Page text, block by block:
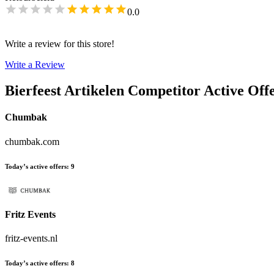
0.0
Write a review for this store!
Write a Review
Bierfeest Artikelen Competitor Active
Chumbak
chumbak.com
Today’s active offers: 9
Fritz Events
fritz-events.nl
Today’s active offers: 8